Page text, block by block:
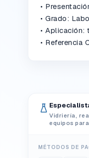
•
• Grado:
• Aplicación:
• Referencia
Vidriería,
equipos
MÉTODOS DE